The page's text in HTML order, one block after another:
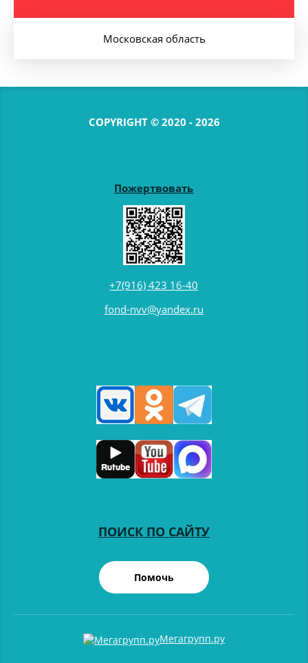
Московская область
Мегагрупп.ру
COPYRIGHT © 2020 - 2026
Пожертвовать
+7(916) 423 16-40
fond-nvv@yandex.ru
ПОИСК ПО САЙТУ
Помочь